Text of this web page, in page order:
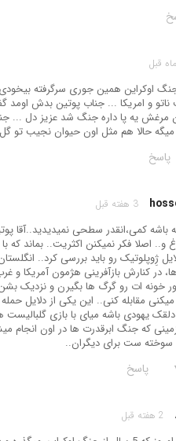
اوکراین همین جوری سرگرفته
و امریکا ... جناب پوتین بدش اومد
مرغش یه پا داره جنگ شد عزیز دل ...
حالا هم مثل اون حیوان نجیب تو
پاسخ
3 هفته قبل
باشه کمی،انقدر سطحی نمیدیدید..آقا
و.. اصلا فکر نمیکنن اکثریت.. بماند که
ژِوپلوتیک رو باید بررسی کرد..
در کنارش بازآفرینی هژمون آمریکا و
خونه ات رو گرگ ها بگیرن و نزدیک
مقابله کنی.. این یکی از دلایل
یهودی باشه میای با بازی
که جنگ ابرقدرت ها در اون انجام
سوخته ست برای دیگران..
پاسخ
2 هفته قبل